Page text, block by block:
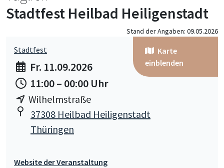
Stadtfest Heilbad Heiligenstadt
Stand der Angaben: 09.05.2026
Karte
einblenden
Stadtfest
Fr. 11.09.2026
11:00 – 00:00 Uhr
Wilhelmstraße
37308 Heilbad Heiligenstadt
Thüringen
Website der Veranstaltung